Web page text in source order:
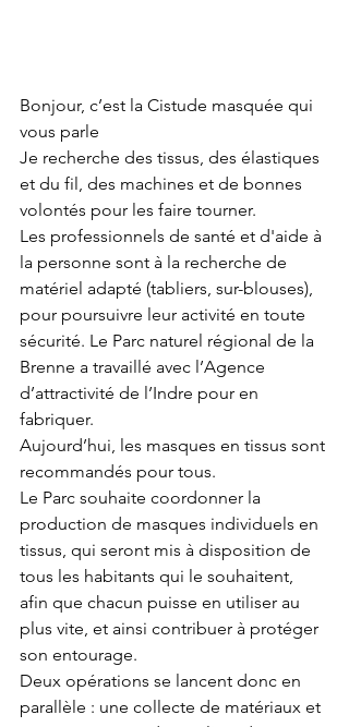
Bonjour, c’est la Cistude masquée qui
vous parle
Je recherche des tissus, des élastiques
et du fil, des machines et de bonnes
volontés pour les faire tourner.
Les professionnels de santé et d'aide à
la personne sont à la recherche de
matériel adapté (tabliers, sur-blouses),
pour poursuivre leur activité en toute
sécurité. Le Parc naturel régional de la
Brenne a travaillé avec l’Agence
d’attractivité de l’Indre pour en
fabriquer.
Aujourd’hui, les masques en tissus sont
recommandés pour tous.
Le Parc souhaite coordonner la
production de masques individuels en
tissus, qui seront mis à disposition de
tous les habitants qui le souhaitent,
afin que chacun puisse en utiliser au
plus vite, et ainsi contribuer à protéger
son entourage.
Deux opérations se lancent donc en
parallèle : une collecte de matériaux et